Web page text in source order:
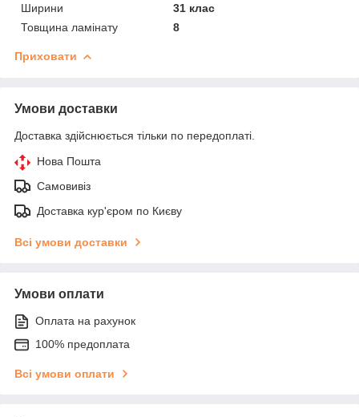
Ширини
31 клас
Товщина ламінату
8
Приховати
Умови доставки
Доставка здійснюється тільки по передоплаті.
Нова Пошта
Самовивіз
Доставка кур'єром по Києву
Всі умови доставки
Умови оплати
Оплата на рахунок
100% предоплата
Всі умови оплати